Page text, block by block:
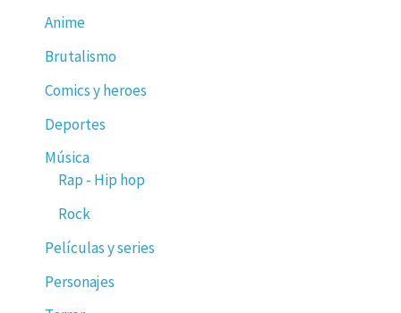
Anime
Brutalismo
Comics y heroes
Deportes
Música
Rap - Hip hop
Rock
Películas y series
Personajes